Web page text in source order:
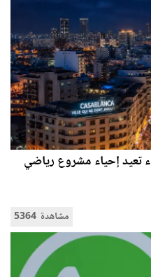
تعيد إحياء مشروع رياضي
5364 مشاهدة